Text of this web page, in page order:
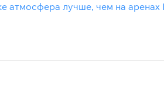
атмосфера лучше, чем на